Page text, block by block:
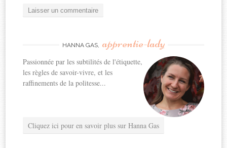
HANNA GAS, apprentie-lady
Passionnée par les subtilités de l'étiquette,
les règles de savoir-vivre, et les
raffinements de la politesse...
Cliquez ici pour en savoir plus sur Hanna Gas